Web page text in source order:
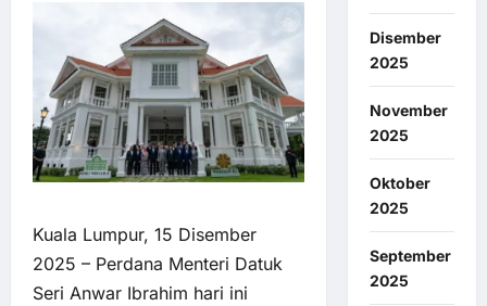
Kuala Lumpur, 15 Disember
2025 – Perdana Menteri Datuk
Seri Anwar Ibrahim hari ini
Disember
2025
November
2025
Oktober
2025
September
2025